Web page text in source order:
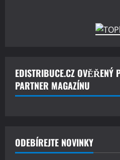
EDISTRIBUCE.CZ OVĚŘENÝ
PARTNER MAGAZÍNU
ODEBÍREJTE NOVINKY